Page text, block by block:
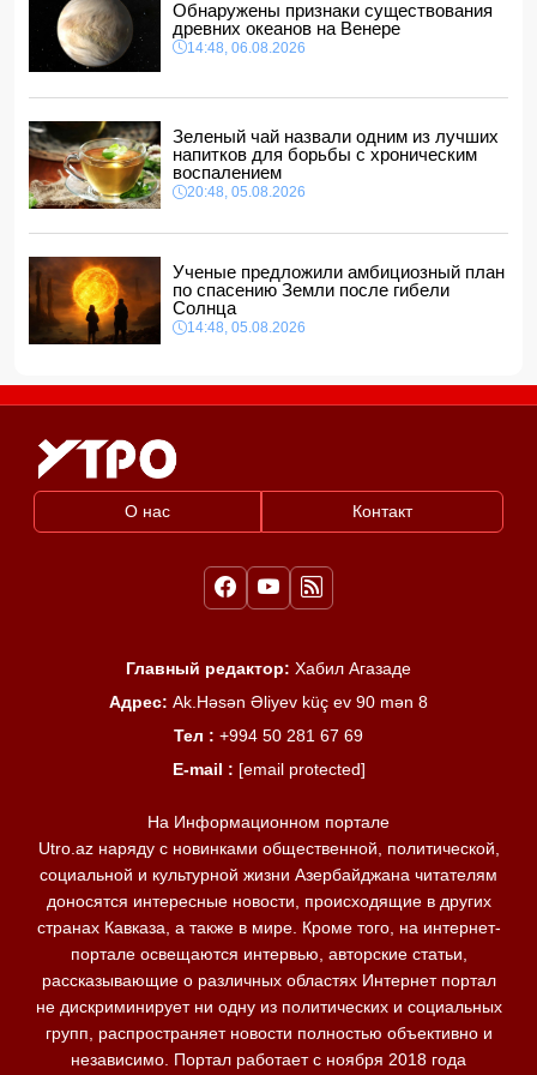
14:00, 06.08.2026
Прогноз погоды в Азербайджане на 7 августа
12:48, 06.08.2026
гибелью граждан Азербайджана в Азовском и Чёрном
морях
12:40, 06.08.2026
Обнаружены признаки существования
древних океанов на Венере
14:48, 06.08.2026
Зеленый чай назвали одним из лучших
напитков для борьбы с хроническим
воспалением
20:48, 05.08.2026
Ученые предложили амбициозный план
по спасению Земли после гибели
Солнца
14:48, 05.08.2026
О нас Контакт
Главный редактор: Хабил Агазаде
Адрес: Ak.Həsən Əliyev küç ev 90 mən 8
Тел : +994 50 281 67 69
E-mail : [email protected]
На Информационном портале
Utro.az наряду с новинками общественной, политической,
социальной и культурной жизни Азербайджана читателям
доносятся интересные новости, происходящие в других
странах Кавказа, а также в мире. Кроме того, на интернет-
портале освещаются интервью, авторские статьи,
рассказывающие о различных областях Интернет портал
не дискриминирует ни одну из политических и социальных
групп, распространяет новости полностью объективно и
независимо. Портал работает с ноября 2018 года